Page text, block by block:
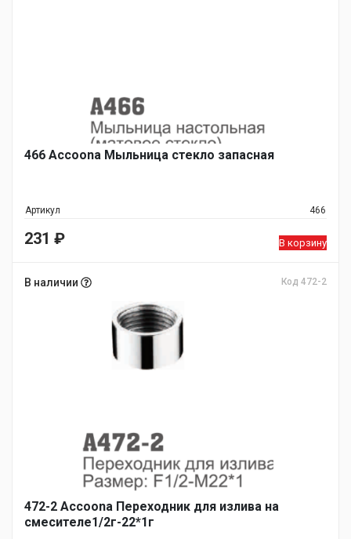
466 Accoona Мыльница стекло запасная
Артикул 466
231 ₽ В корзину
В наличии Код 472-2
472-2 Accoona Переходник для излива на
смесителе1/2г-22*1г